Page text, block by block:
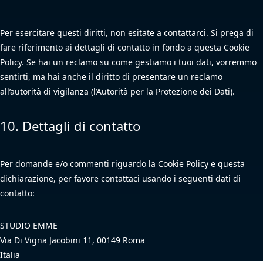
Per esercitare questi diritti, non esitate a contattarci. Si prega di
fare riferimento ai dettagli di contatto in fondo a questa Cookie
Policy. Se hai un reclamo su come gestiamo i tuoi dati, vorremmo
sentirti, ma hai anche il diritto di presentare un reclamo
all’autorità di vigilanza (l’Autorità per la Protezione dei Dati).
10. Dettagli di contatto
Per domande e/o commenti riguardo la Cookie Policy e questa
dichiarazione, per favore contattaci usando i seguenti dati di
contatto:
STUDIO EMME
Via Di Vigna Jacobini 11, 00149 Roma
Italia